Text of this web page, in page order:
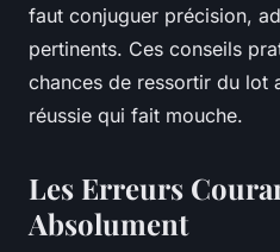
faut conjuguer précision,
pertinents. Ces conseils
chances de ressortir du lot
réussie qui fait mouche.
Les Erreurs
Absolument